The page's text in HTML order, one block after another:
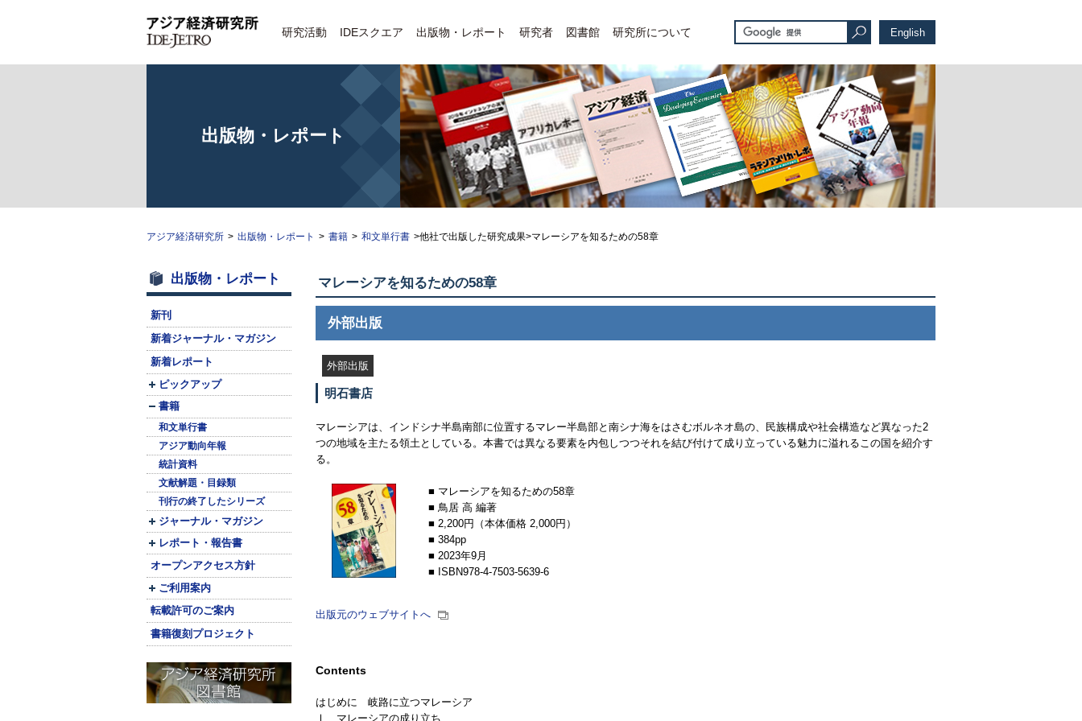
研究活動 IDEスクエア 出版物・レポート 研究者 図書館 研究所について English
出版物・レポート
アジア経済研究所 > 出版物・レポート > 書籍 > 和文単行書 >他社で出版した研究成果>マレーシアを知るための58章
出版物・レポート
新刊
新着ジャーナル・マガジン
新着レポート
ピックアップ
書籍
和文単行書
アジア動向年報
統計資料
文献解題・目録類
刊行の終了したシリーズ
ジャーナル・マガジン
レポート・報告書
オープンアクセス方針
ご利用案内
転載許可のご案内
書籍復刻プロジェクト
マレーシアを知るための58章
外部出版
外部出版
明石書店
マレーシアは、インドシナ半島南部に位置するマレー半島部と南シナ海をはさむボルネオ島の、民族構成や社会構造など異なった2
つの地域を主たる領土としている。本書では異なる要素を内包しつつそれを結び付けて成り立っている魅力に溢れるこの国を紹介す
る。
■ マレーシアを知るための58章
■ 鳥居 高 編著
■ 2,200円（本体価格 2,000円）
■ 384pp
■ 2023年9月
■ ISBN978-4-7503-5639-6
出版元のウェブサイトへ
Contents
はじめに 岐路に立つマレーシア
Ⅰ マレーシアの成り立ち